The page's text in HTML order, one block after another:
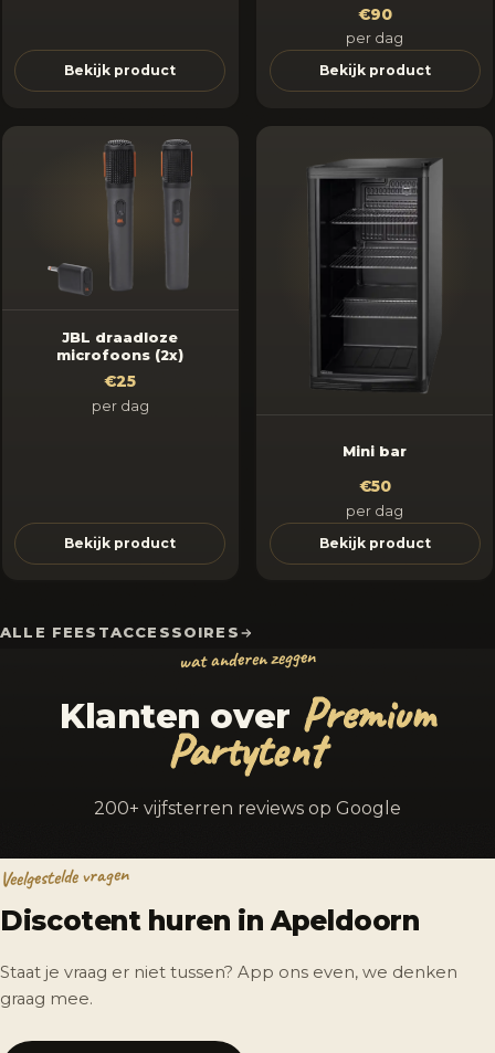
Bekijk product
€90
per dag
Bekijk product
JBL draadloze
microfoons (2x)
€25
per dag
Bekijk product
Mini bar
€50
per dag
Bekijk product
ALLE FEESTACCESSOIRES
wat anderen zeggen
Klanten over Premium
Partytent
200+ vijfsterren reviews op Google
Veelgestelde vragen
Discotent huren in Apeldoorn
Staat je vraag er niet tussen? App ons even, we denken
graag mee.